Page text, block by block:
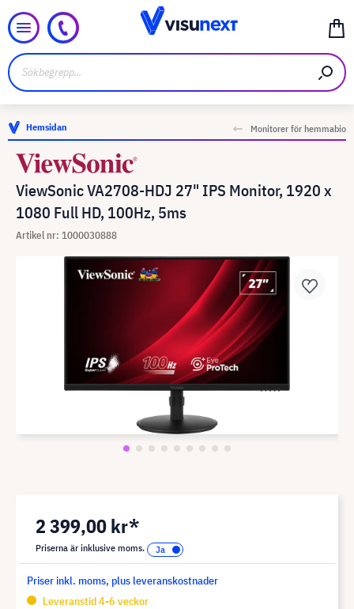
Hemsidan Monitorer för hemmabio
ViewSonic VA2708-HDJ 27" IPS Monitor, 1920 x
1080 Full HD, 100Hz, 5ms
Artikel nr: 1000030888
2 399,00 kr*
Priserna är inklusive moms.
Priser inkl. moms, plus leveranskostnader
Leveranstid 4-6 veckor